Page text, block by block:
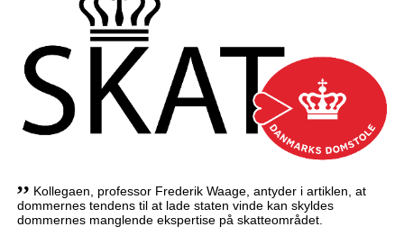
,, Kollegaen, professor Frederik Waage, antyder i artiklen, at
dommernes tendens til at lade staten vinde kan skyldes
dommernes manglende ekspertise på skatteområdet.